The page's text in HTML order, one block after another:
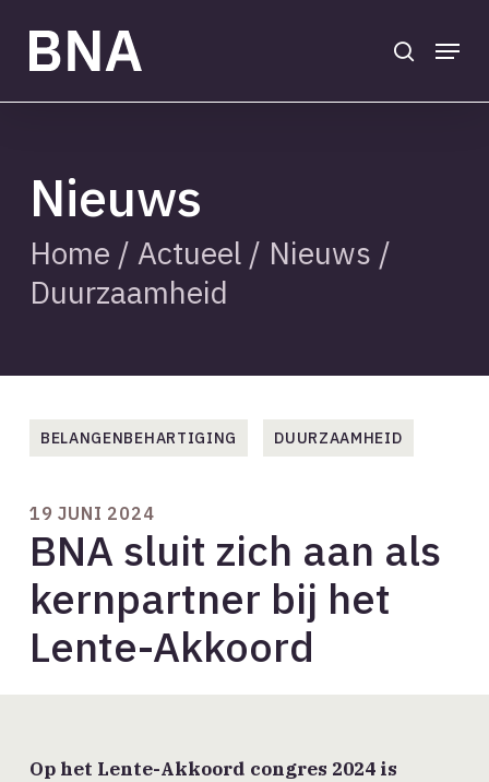
main
Menu
Nieuws
Home / Actueel/ Nieuws /
Duurzaamheid
BELANGENBEHARTIGING DUURZAAMHEID
19 JUNI 2024
BNA sluit zich aan als
kernpartner bij het
Lente-Akkoord
Op het Lente-Akkoord congres 2024 is
Close